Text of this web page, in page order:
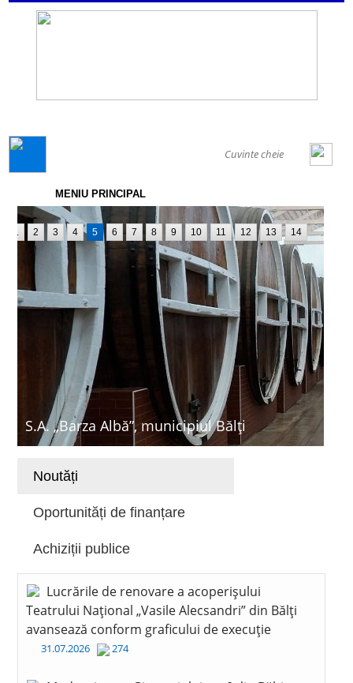
MENIU PRINCIPAL
S.A. „Barza Albă”, municipiul Bălți
1 2 3 4 5 6 7 8 9 10 11 12 13 14
Noutăți
Oportunități de finanțare
Achiziții publice
Lucrările de renovare a acoperișului
Teatrului Național „Vasile Alecsandri” din Bălți
avansează conform graficului de execuție
31.07.2026 274